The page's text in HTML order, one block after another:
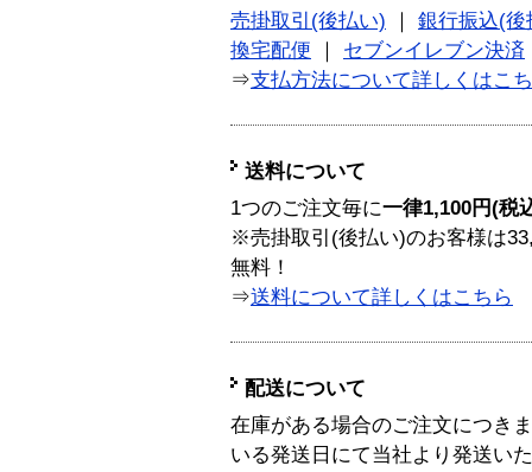
売掛取引(後払い)
銀行振込(後
換宅配便
セブンイレブン決済
⇒支払方法について詳しくはこ
送料について
1つのご注文毎に一律1,100円(税
※売掛取引(後払い)のお客様は
無料！
⇒送料について詳しくはこちら
配送について
在庫がある場合のご注文につき
いる発送日にて当社より発送い